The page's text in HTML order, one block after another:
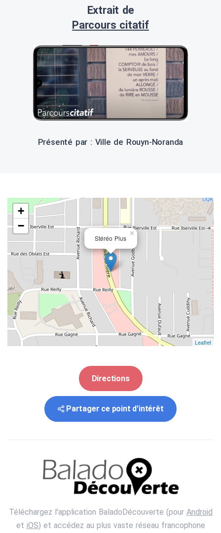
Extrait de
Parcours citatif
Présenté par : Ville de Rouyn-Noranda
Stéréo Plus
×
+
−
Leaflet
Directions
Partager ce point d'intérêt
Téléchargez l'application BaladoDécouverte (pour Android
et iOS) et accédez au plus vaste réseau francophone